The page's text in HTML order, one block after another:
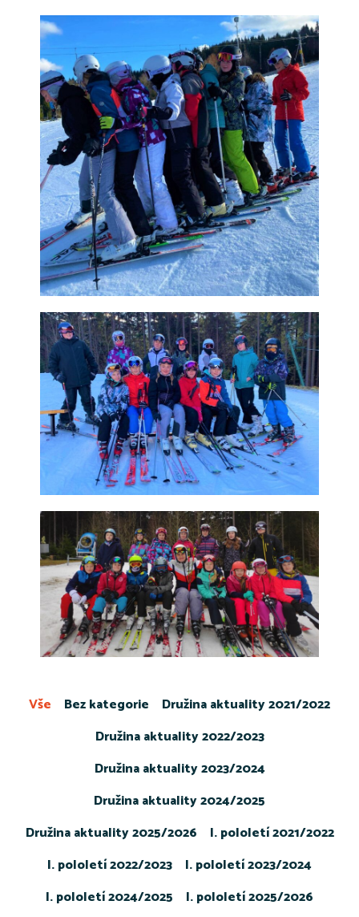
Bez kategorie
Družina aktuality 2021/2022
Družina aktuality 2022/2023
Družina aktuality 2023/2024
Družina aktuality 2024/2025
Družina aktuality 2025/2026
I. pololetí 2021/2022
I. pololetí 2022/2023
I. pololetí 2023/2024
I. pololetí 2024/2025
I. pololetí 2025/2026
Vše